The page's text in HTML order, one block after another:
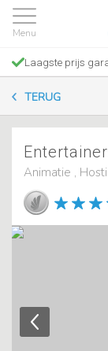
Laagste prijs
TERUG
Animatie ,